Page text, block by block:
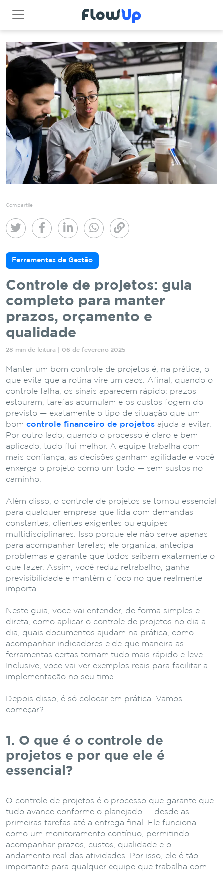
Compartile
Ferramentas de Gestão
Controle de projetos: guia
completo para manter
prazos, orçamento e
qualidade
28 min de leitura | 06 de fevereiro 2025
Manter um bom controle de projetos é, na prática, o
que evita que a rotina vire um caos. Afinal, quando o
controle falha, os sinais aparecem rápido: prazos
estouram, tarefas acumulam e os custos fogem do
previsto — exatamente o tipo de situação que um
bom controle financeiro de projetos ajuda a evitar.
Por outro lado, quando o processo é claro e bem
aplicado, tudo flui melhor. A equipe trabalha com
mais confiança, as decisões ganham agilidade e você
enxerga o projeto como um todo — sem sustos no
caminho.
Além disso, o controle de projetos se tornou essencial
para qualquer empresa que lida com demandas
constantes, clientes exigentes ou equipes
multidisciplinares. Isso porque ele não serve apenas
para acompanhar tarefas; ele organiza, antecipa
problemas e garante que todos saibam exatamente o
que fazer. Assim, você reduz retrabalho, ganha
previsibilidade e mantém o foco no que realmente
importa.
Neste guia, você vai entender, de forma simples e
direta, como aplicar o controle de projetos no dia a
dia, quais documentos ajudam na prática, como
acompanhar indicadores e de que maneira as
ferramentas certas tornam tudo mais rápido e leve.
Inclusive, você vai ver exemplos reais para facilitar a
implementação no seu time.
Depois disso, é só colocar em prática. Vamos
começar?
1. O que é o controle de
projetos e por que ele é
essencial?
O controle de projetos é o processo que garante que
tudo avance conforme o planejado — desde as
primeiras tarefas até a entrega final. Ele funciona
como um monitoramento contínuo, permitindo
acompanhar prazos, custos, qualidade e o
andamento real das atividades. Por isso, ele é tão
importante para qualquer equipe que trabalha com